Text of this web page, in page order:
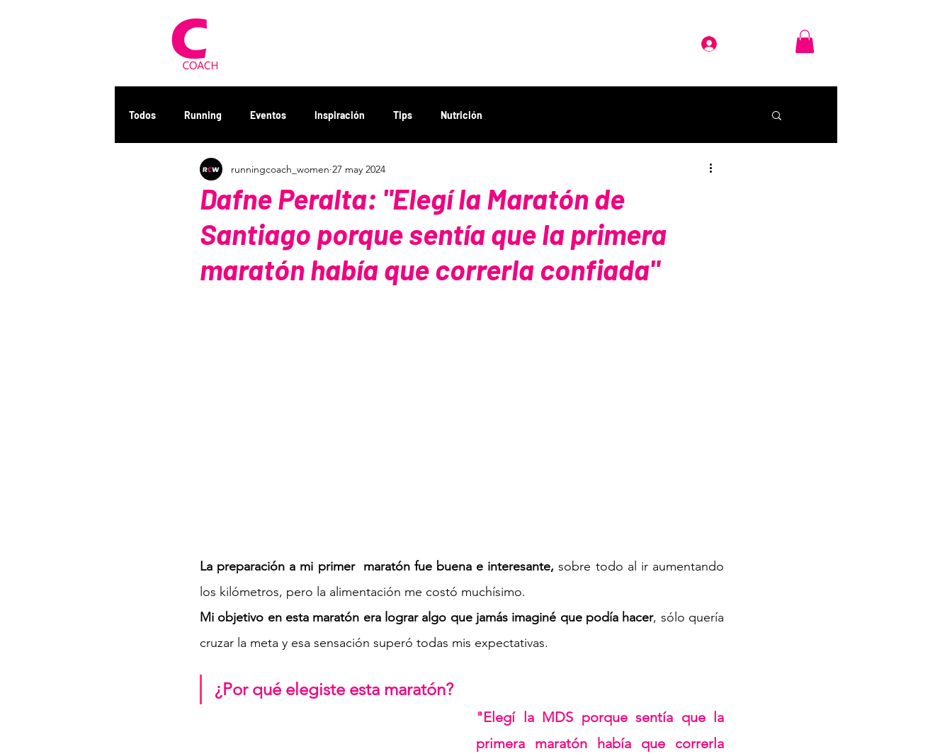
Todos Running Eventos Inspiración Tips Nutrición
Dafne Peralta: "Elegí la Maratón de
Santiago porque sentía que la primera
maratón había que correrla confiada"
runningcoach_women 27 may 2024
La preparación a mi primer  maratón fue buena e interesante, sobre todo al ir aumentando
los kilómetros, pero la alimentación me costó muchísimo.
Mi objetivo en esta maratón era lograr algo que jamás imaginé que podía hacer, sólo quería
cruzar la meta y esa sensación superó todas mis expectativas.
¿Por qué elegiste esta maratón?
"Elegí la MDS porque sentía que la
primera maratón había que correrla